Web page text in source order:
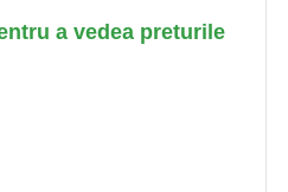
a vedea preturile